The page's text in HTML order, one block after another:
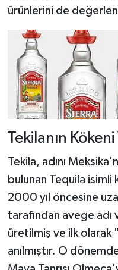
ürünlerini de
Tekilanın
Tekila, adını
bulunan Tequila isimli
2000 yıl öncesine
tarafından avege
üretilmiş ve ilk olarak
anılmıştır. O